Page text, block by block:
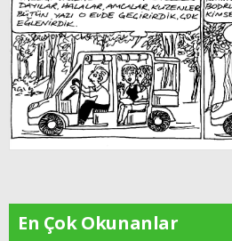
En Çok Okunanlar